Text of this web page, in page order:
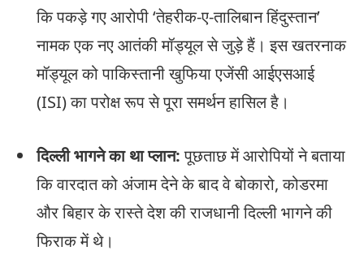
कि पकड़े गए आरोपी ‘तेहरीक-ए-तालिबान हिंदुस्तान’
नामक एक नए आतंकी मॉड्यूल से जुड़े हैं। इस खतरनाक
मॉड्यूल को पाकिस्तानी खुफिया एजेंसी आईएसआई
(ISI) का परोक्ष रूप से पूरा समर्थन हासिल है।
दिल्ली भागने का था प्लान:पूछताछ में आरोपियों ने बताया
कि वारदात को अंजाम देने के बाद वे बोकारो, कोडरमा
और बिहार के रास्ते देश की राजधानी दिल्ली भागने की
फिराक में थे।